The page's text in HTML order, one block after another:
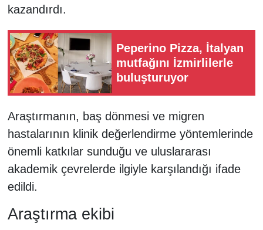
kazandırdı.
Peperino Pizza, İtalyan
mutfağını İzmirlilerle
buluşturuyor
Araştırmanın, baş dönmesi ve migren
hastalarının klinik değerlendirme yöntemlerinde
önemli katkılar sunduğu ve uluslararası
akademik çevrelerde ilgiyle karşılandığı ifade
edildi.
Araştırma ekibi